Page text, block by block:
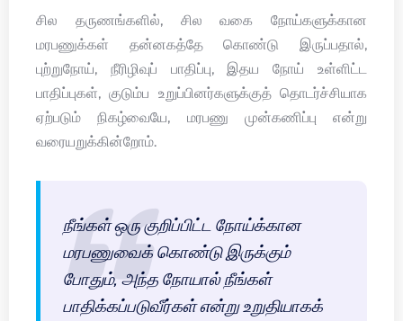
சில தருணங்களில், சில வகை நோய்களுக்கான
மரபணுக்கள் தன்னகத்தே கொண்டு இருப்பதால்,
புற்றுநோய், நீரிழிவுப் பாதிப்பு, இதய நோய் உள்ளிட்ட
பாதிப்புகள், குடும்ப உறுப்பினர்களுக்குத் தொடர்ச்சியாக
ஏற்படும் நிகழ்வையே, மரபணு முன்கணிப்பு என்று
வரையறுக்கின்றோம்.
நீங்கள் ஒரு குறிப்பிட்ட நோய்க்கான
மரபணுவைக் கொண்டு இருக்கும்
போதும், அந்த நோயால் நீங்கள்
பாதிக்கப்படுவீர்கள் என்று உறுதியாகக்